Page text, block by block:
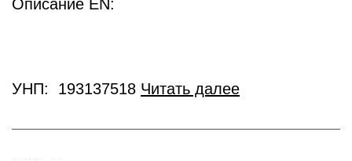
Описание EN:
УНП: 193137518 Читать далее